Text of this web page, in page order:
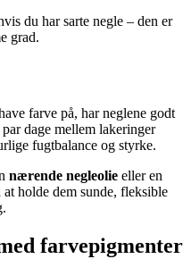
du har sarte negle – den er
grad.
farve på, har neglene godt
dage mellem lakeringer
fugtbalance og styrke.
nærende negleolie eller en
holde dem sunde, fleksible
farvepigmenter